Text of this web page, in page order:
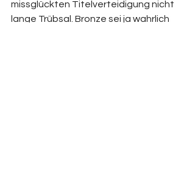
missglückten Titelverteidigung nicht
lange Trübsal. Bronze sei ja wahrlich